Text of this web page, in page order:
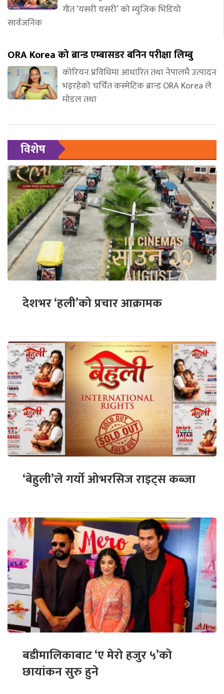
गीत ‘यसरी यसरी’ को म्युजिक भिडियो
सार्वजनिक
ORA Korea को ब्रान्ड एम्बासडर बनिन परीक्षा लिम्बु
कोरियन प्रविधिमा आधारित तथा नेपालमै उत्पादन
भइरहेको चर्चित कस्मेटिक ब्रान्ड ORA Korea ले
मोडल तथा
विशेष
देशभर ‘हली’को प्रचार आक्रामक
‘बेहुली’ले गर्यो ओभरसिज राइट्स कब्जा
बडीमालिकाबाट ‘ए मेरो हजुर ५’को
छायांकन सुरु हुने